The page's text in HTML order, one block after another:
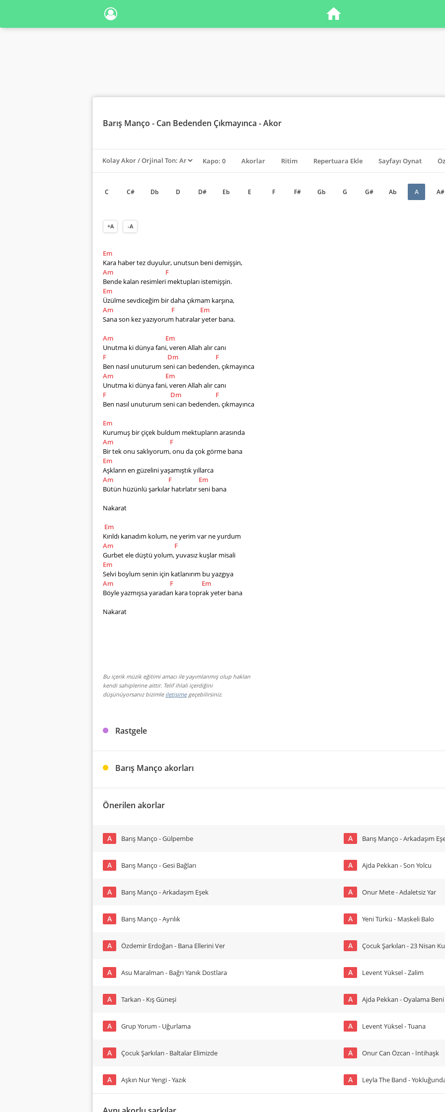
Barış Manço - Can Bedenden Çıkmayınca - Akor
Kapo: 0 Akorlar Ritim Repertuara Ekle Sayfayı Oynat
C C# Db D D# Eb E F F# Gb G G# Ab A A#
+A -A
Em
Kara haber tez duyulur, unutsun beni demişşin,
Am
F
Bende kalan resimleri mektupları istemişşin.
Em
Üzülme sevdiceğim bir daha çıkmam karşına,
Am
F
Em
Sana son kez yazıyorum hatıralar yeter bana.
Am
Em
Unutma ki dünya fani, veren Allah alır canı
F
Dm
F
Ben nasıl unuturum seni can bedenden, çıkmayınca
Am
Em
Unutma ki dünya fani, veren Allah alır canı
F
Dm
F
Ben nasıl unuturum seni can bedenden, çıkmayınca
Em
Kurumuş bir çiçek buldum mektupların arasında
Am
F
Bir tek onu saklıyorum, onu da çok görme bana
Em
Aşkların en güzelini yaşamıştık yıllarca
Am
F
Em
Bütün hüzünlü şarkılar hatırlatır seni bana
Nakarat
Em
Kırıldı kanadım kolum, ne yerim var ne yurdum
Am
F
Gurbet ele düştü yolum, yuvasız kuşlar misali
Em
Selvi boylum senin için katlanırım bu yazgıya
Am
F
Em
Böyle yazmışsa yaradan kara toprak yeter bana
Nakarat
Bu içerik müzik eğitimi amacı ile yayımlanmış olup hakları
kendi sahiplerine aittir. Telif ihlali içerdiğini
düşünüyorsanız bizimle iletişimegeçebilirsiniz.
Rastgele
Barış Manço akorları
Önerilen akorlar
A Barış Manço - Gülpembe
A Barış Manço - Gesi Bağları
A Barış Manço - Arkadaşım Eşek
A Barış Manço - Ayrılık
A Özdemir Erdoğan - Bana Ellerini Ver
A Asu Maralman - Bağrı Yanık Dostlara
A Tarkan - Kış Güneşi
A Grup Yorum - Uğurlama
A Çocuk Şarkıları - Baltalar Elimizde
A Aşkın Nur Yengi - Yazık
A Barış Manço - Arkadaşım
A Ajda Pekkan - Son Yolcu
A Onur Mete - Adaletsiz Yar
A Yeni Türkü - Maskeli Balo
A Çocuk Şarkıları - 23 Nisan
A Levent Yüksel - Zalim
A Ajda Pekkan - Oyalama Beni
A Levent Yüksel - Tuana
A Onur Can Özcan - İntihaşk
A Leyla The Band -